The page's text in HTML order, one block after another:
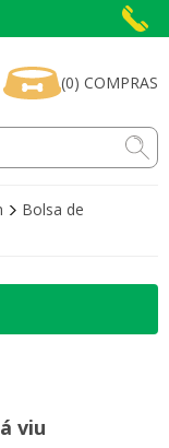
(0) COMPRAS
Bolsa de
viu